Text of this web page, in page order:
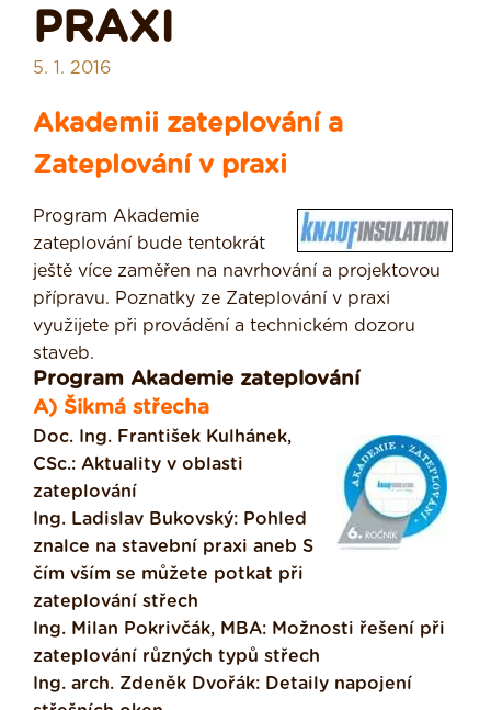
PRAXI
5. 1. 2016
Akademii zateplování a
Zateplování v praxi
Program Akademie
zateplování bude tentokrát
ještě více zaměřen na navrhování a projektovou
přípravu. Poznatky ze Zateplování v praxi
využijete při provádění a technickém dozoru
staveb.
Program Akademie zateplování
A) Šikmá střecha
Doc. Ing. František Kulhánek,
CSc.: Aktuality v oblasti
zateplování
Ing. Ladislav Bukovský: Pohled
znalce na stavební praxi aneb S
čím vším se můžete potkat při
zateplování střech
Ing. Milan Pokrivčák, MBA: Možnosti řešení při
zateplování různých typů střech
Ing. arch. Zdeněk Dvořák: Detaily napojení